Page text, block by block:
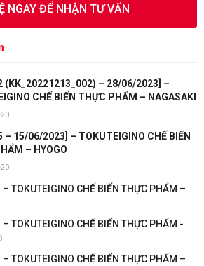
NGAY ĐỂ NHẬN TƯ VẤN
(KK_20221213_002) – 28/06/2023] –
CHẾ BIẾN THỰC PHẨM – NAGASAKI
– 15/06/2023] – TOKUTEIGINO CHẾ BIẾN
– HYOGO
TOKUTEIGINO CHẾ BIẾN THỰC PHẨM –
TOKUTEIGINO CHẾ BIẾN THỰC PHẨM -
TOKUTEIGINO CHẾ BIẾN THỰC PHẨM –